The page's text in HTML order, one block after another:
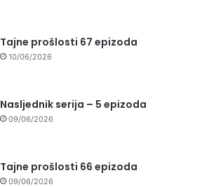
Tajne prošlosti 67 epizoda
10/06/2026
Nasljednik serija – 5 epizoda
09/06/2026
Tajne prošlosti 66 epizoda
09/06/2026